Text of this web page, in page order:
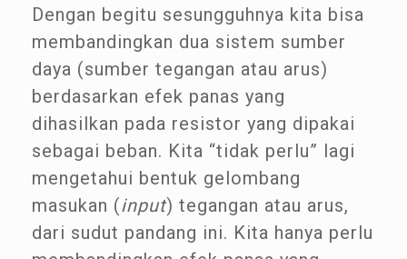
Dengan begitu sesungguhnya kita bisa
membandingkan dua sistem sumber
daya (sumber tegangan atau arus)
berdasarkan efek panas yang
dihasilkan pada resistor yang dipakai
sebagai beban. Kita “tidak perlu” lagi
mengetahui bentuk gelombang
masukan (input) tegangan atau arus,
dari sudut pandang ini. Kita hanya perlu